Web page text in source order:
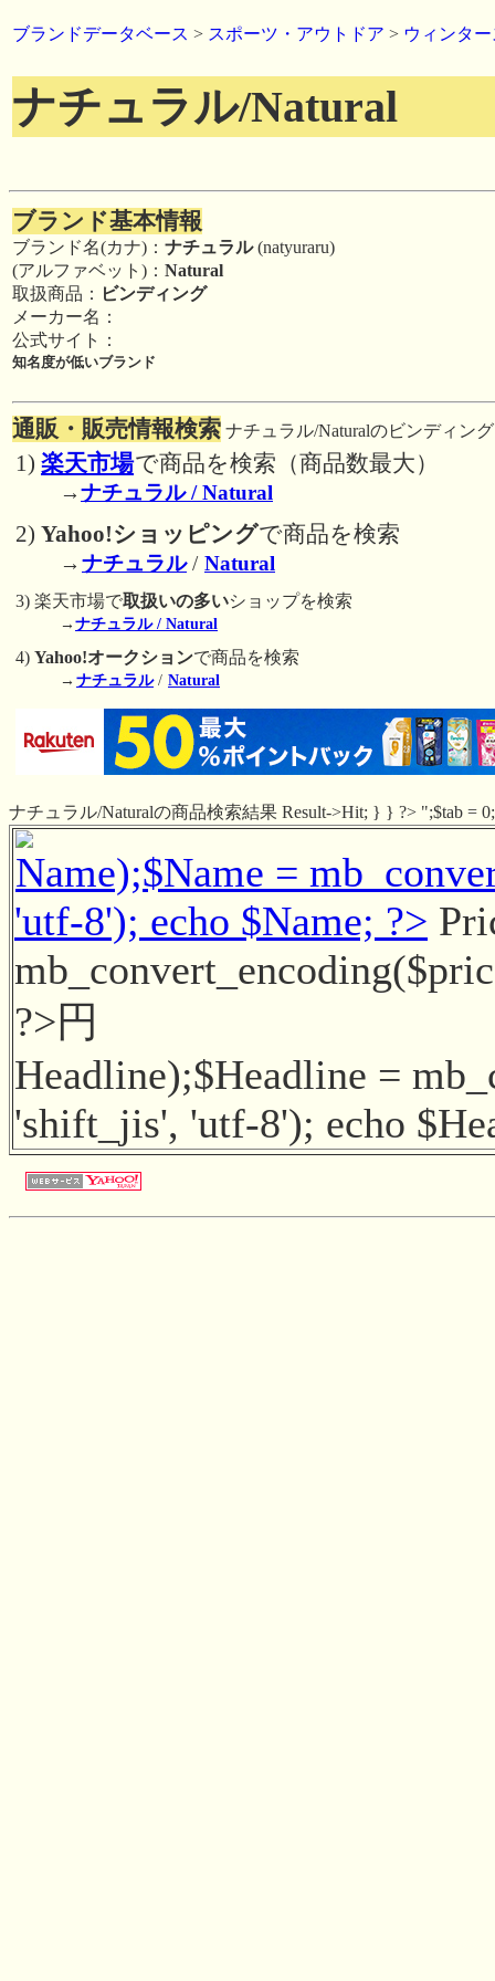
ブランドデータベース > スポーツ・アウトドア > ウィンタ
ナチュラル/Natural
ブランド基本情報
ブランド名(カナ)： ナチュラル(natyuraru)
(アルファベット)： Natural
取扱商品： ビンディング
メーカー名：
公式サイト：
知名度が低いブランド
通販・販売情報検索 ナチュラル/Naturalのビンディン
1) 楽天市場で商品を検索（商品数最大）
→ナチュラル / Natural
2) Yahoo!ショッピングで商品を検索
→ ナチュラル/ Natural
3) 楽天市場で取扱いの多いショップを検索
→ナチュラル / Natural
4) Yahoo!オークションで商品を検索
→ ナチュラル/ Natural
ナチュラル/Naturalの商品検索結果 Result->Hit; } } ?> ";$tab =
Name);$Name =
'utf-8'); echo $Name; ?>
?>円
Headline);$Headline =
'shift_jis', 'utf-8'); echo